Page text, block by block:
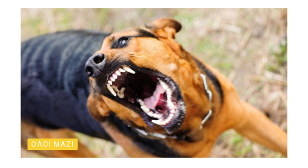
ΟΛΟΙ ΜΑΖΙ